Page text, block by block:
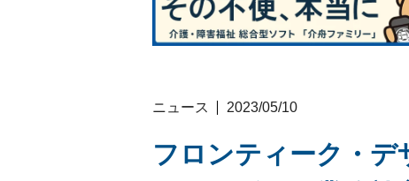
ニュース 2023/05/10
フロンティーク・